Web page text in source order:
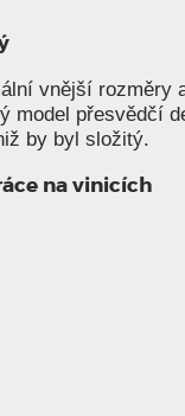
vnější
model přesvědčí
by byl složitý.
na vinicích